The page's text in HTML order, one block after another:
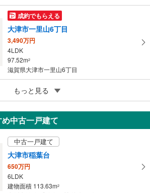
成約でもらえる
大津市一里山6丁目
3,490万円
4LDK
97.52m2
滋賀県大津市一里山6丁目
成約でもらえる
大津市大江4丁目
5,998万円
2SLDK
滋賀県大津市大江4丁目
もっと見る
中古一戸建て
中古一戸建て
大津市稲葉台
650万円
6LDK
建物面積 113.63m2